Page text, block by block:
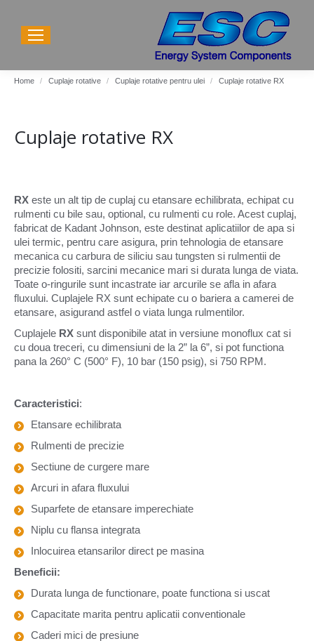
You are here:
Home Cuplaje rotative Cuplaje rotative pentru ulei Cuplaje rotative RX
Cuplaje rotative RX
RX este un alt tip de cuplaj cu etansare echilibrata, echipat cu
rulmenti cu bile sau, optional, cu rulmenti cu role. Acest cuplaj,
fabricat de Kadant Johnson, este destinat aplicatiilor de apa si
ulei termic, pentru care asigura, prin tehnologia de etansare
mecanica cu carbura de siliciu sau tungsten si rulmentii de
precizie folositi, sarcini mecanice mari si durata lunga de viata.
Toate o-ringurile sunt incastrate iar arcurile se afla in afara
fluxului. Cuplajele RX sunt echipate cu o bariera a camerei de
etansare, asigurand astfel o viata lunga rulmentilor.
Cuplajele RX sunt disponibile atat in versiune monoflux cat si
cu doua treceri, cu dimensiuni de la 2” la 6”, si pot functiona
pana la 260° C (500° F), 10 bar (150 psig), si 750 RPM.
Caracteristici:
Etansare echilibrata
Rulmenti de precizie
Sectiune de curgere mare
Arcuri in afara fluxului
Suparfete de etansare imperechiate
Niplu cu flansa integrata
Inlocuirea etansarilor direct pe masina
Beneficii:
Durata lunga de functionare, poate functiona si uscat
Capacitate marita pentru aplicatii conventionale
Caderi mici de presiune